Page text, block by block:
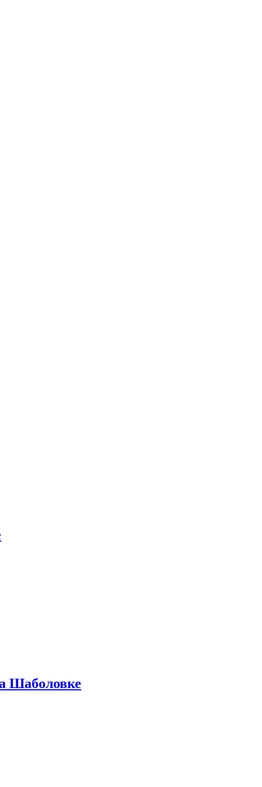
Шаболовке